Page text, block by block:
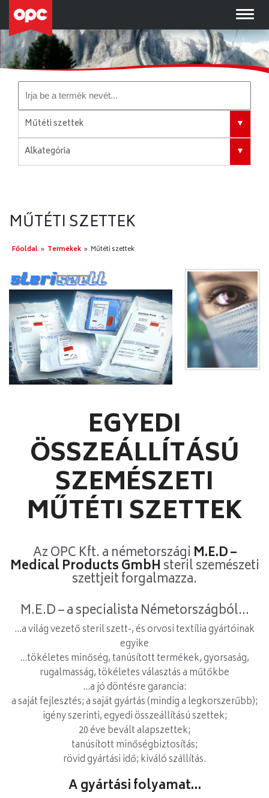
Műtéti szettek
Minden Kategória
Berendezések
Kéziműszerek
Műtéti szettek
Alkategória
Vitrectomiás szettek
MŰTÉTI SZETTEK
Főoldal » Termékek » Műtéti szettek
EGYEDI
ÖSSZEÁLLÍTÁSÚ
SZEMÉSZETI
MŰTÉTI SZETTEK
Az OPC Kft. a németországiM.E.D –
Medical Products GmbH steril szemészeti
szettjeit forgalmazza.
M.E.D – a specialista Németországból...
...a világ vezető steril szett-, és orvosi textília gyártóinak
egyike
...tökéletes minőség, tanúsított termékek, gyorsaság,
rugalmasság, tökéletes választás a műtőkbe
...a jó döntésre garancia:
a saját fejlesztés; a saját gyártás (mindig a legkorszerűbb);
igény szerinti, egyedi összeállítású szettek;
20 éve bevált alapszettek;
tanúsított minőségbiztosítás;
rövid gyártási idő; kiváló szállítás.
A gyártási folyamat…